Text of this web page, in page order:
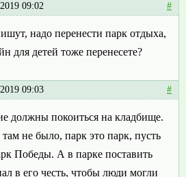
09:02 #
надо перенести парк отдыха,
для детей тоже перенесете?
09:03 #
должны покоиться на кладбище.
не было, парк это парк, пусть
Победы. А в парке поставить
в его честь, чтобы люди могли